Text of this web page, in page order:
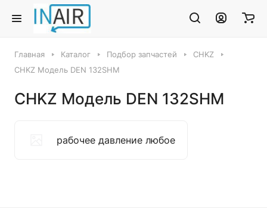
Главная Каталог Подбор запчастей
CHKZ
CHKZ Модель DEN 132SHM
CHKZ Модель DEN 132SHM
рабочее давление любое